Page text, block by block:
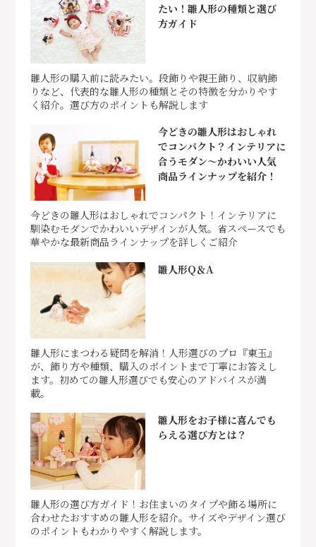
たい！雛人形の種類と選び
方ガイド
雛人形の購入前に読みたい。段飾りや親王飾り、収納飾
りなど、代表的な雛人形の種類とその特徴を分かりやす
く紹介。選び方のポイントも解説します
今どきの雛人形はおしゃれ
でコンパクト？インテリアに
合うモダン～かわいい人気
商品ラインナップを紹介！
今どきの雛人形はおしゃれでコンパクト！インテリアに
馴染むモダンでかわいいデザインが人気。省スペースでも
華やかな最新商品ラインナップを詳しくご紹介
雛人形Q＆A
雛人形にまつわる疑問を解消！人形選びのプロ『東玉』
が、飾り方や種類、購入のポイントまで丁寧にお答えし
ます。初めての雛人形選びでも安心のアドバイスが満
載。
雛人形をお子様に喜んでも
らえる選び方とは？
雛人形の選び方ガイド！お住まいのタイプや飾る場所に
合わせたおすすめの雛人形を紹介。サイズやデザイン選び
のポイントもわかりやすく解説します。